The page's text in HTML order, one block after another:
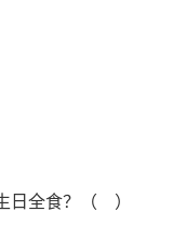
日全食？（ ）